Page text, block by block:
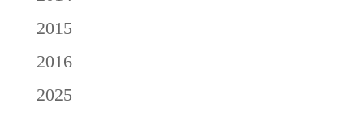
2015
2016
2025